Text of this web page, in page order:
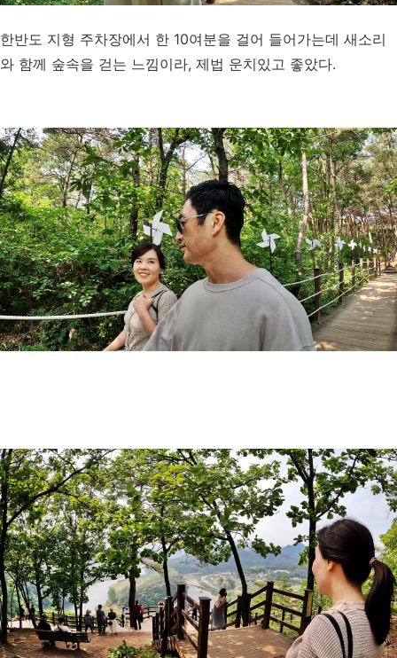
한반도 지형 주차장에서 한 10여분을 걸어 들어가는데 새소리
와 함께 숲속을 걷는 느낌이라, 제법 운치있고 좋았다.